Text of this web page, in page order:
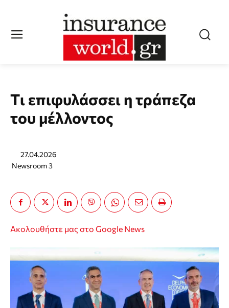
Tι επιφυλάσσει η τράπεζα
του μέλλοντος
27.04.2026
Newsroom 3
Ακολουθήστε μας στο Google News